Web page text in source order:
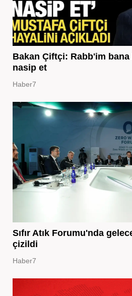
Bakan Çiftçi: Rabb'im
nasip et
Haber7
Sıfır Atık Forumu'nda
çizildi
Haber7